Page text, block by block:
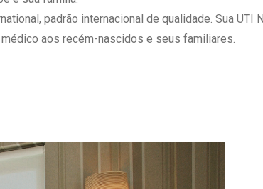
Somos
Ambiental
padrão internacional de qualidade. Sua UTI
aos recém-nascidos e seus familiares.